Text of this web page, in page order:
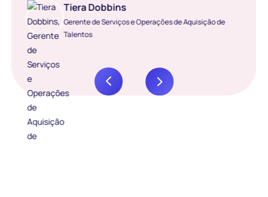
Tiera Dobbins
Gerente de Serviços e Operações de Aquisição de
Talentos